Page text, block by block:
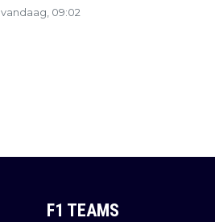
vandaag, 09:02
F1 TEAMS